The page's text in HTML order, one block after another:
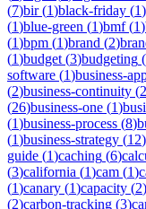
(7)bir(1)black-friday (1)
(1)blue-green (1)bmf(1)
(1)bpm (1)brand (2)
(1)budget (3)budgeting (
software (1)business-
(2)business-continuity (2
(26)business-one (1)
(1)business-process (8)
(1)business-strategy (12)
guide (1)caching (6)
(3)california (1)cam (1)
(1)canary (1)capacity (2)
(2)carbon-tracking (3)